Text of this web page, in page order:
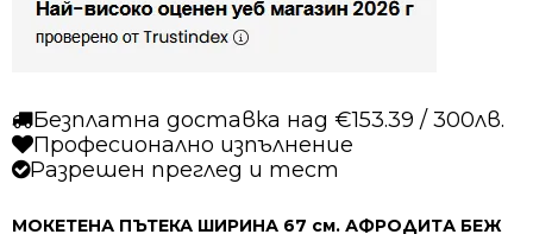
Безплатна доставка над €153.39 / 300лв.
Професионално изпълнение
Разрешен преглед и тест
МОКЕТЕНА ПЪТЕКА ШИРИНА 67 см. АФРОДИТА БЕЖ